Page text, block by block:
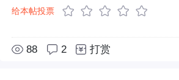
给本帖投票
88 2 打赏